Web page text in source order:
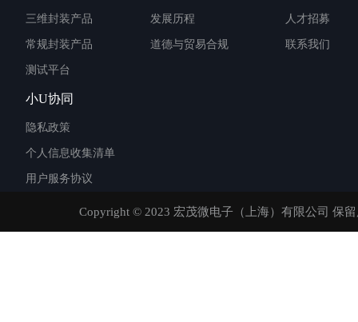
三维封装产品
常规封装产品
测试平台
发展历程
道德与贸易合规
人才招募
联系我们
小U协同
隐私政策
个人信息收集清单
用户服务协议
Copyright © 2023 宏茂微电子（上海）有限公司 保